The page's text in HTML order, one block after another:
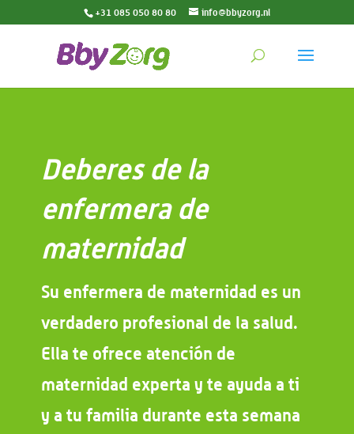
+31 085 050 80 80 info@bbyzorg.nl
Deberes de la
enfermera de
maternidad
Su enfermera de maternidad es un
verdadero profesional de la salud.
Ella te ofrece atención de
maternidad experta y te ayuda a ti
y a tu familia durante esta semana